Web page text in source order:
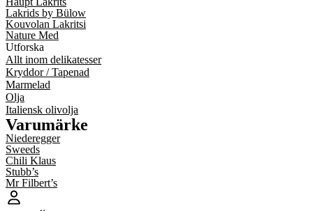
Lakrids by Bülow
Kouvolan Lakritsi
Nature Med
Utforska
Allt inom delikatesser
Kryddor / Tapenad
Marmelad
Olja
Italiensk olivolja
Varumärke
Niederegger
Sweeds
Chili Klaus
Stubb’s
Mr Filbert’s